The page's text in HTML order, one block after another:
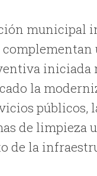
municipal
complementan
iniciada
la
públicos,
de limpieza
de la